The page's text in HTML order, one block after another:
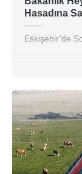
Hasadına
Eskişehir’de